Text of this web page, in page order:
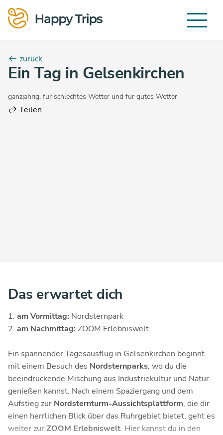
zurück
Ein Tag in Gelsenkirchen
ganzjährig, für schlechtes Wetter und für gutes Wetter
Teilen
Das erwartet dich
am Vormittag: Nordsternpark
am Nachmittag: ZOOM Erlebniswelt
Ein spannender Tagesausflug in Gelsenkirchen beginnt
mit einem Besuch des Nordsternparks, wo du die
beeindruckende Mischung aus Industriekultur und Natur
genießen kannst. Nach einem Spaziergang und dem
Aufstieg zur Nordsternturm-Aussichtsplattform, die dir
einen herrlichen Blick über das Ruhrgebiet bietet, geht es
weiter zurZOOM Erlebniswelt. Hier kannst du in den